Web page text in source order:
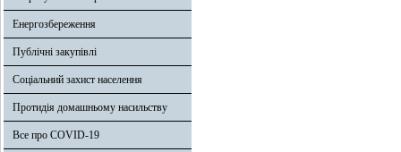
Енергозбереження
Публічні закупівлі
Соціальний захист населення
Протидія домашньому насильству
Все про COVID-19